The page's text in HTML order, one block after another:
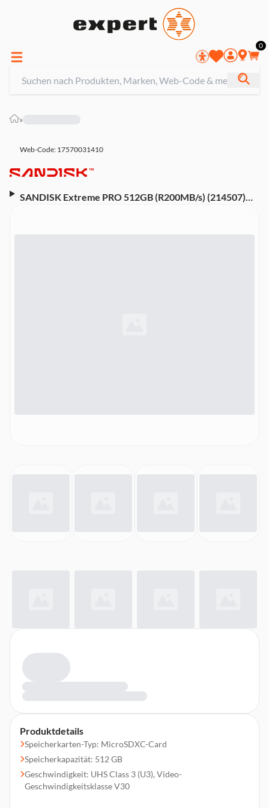
0
»
Web-Code: 17570031410
SANDISK Extreme PRO 512GB (R200MB/s) (214507)
Produktdetails
Speicherkarten-Typ: MicroSDXC-Card
Speicherkapazität: 512 GB
Geschwindigkeit: UHS Class 3 (U3), Video-
Geschwindigkeitsklasse V30